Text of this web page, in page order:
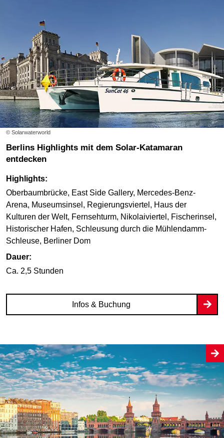
© Solarwaterworld
Berlins Highlights mit dem Solar-Katamaran
entdecken
Highlights:
Oberbaumbrücke, East Side Gallery, Mercedes-Benz-
Arena, Museumsinsel, Regierungsviertel, Haus der
Kulturen der Welt, Fernsehturm, Nikolaiviertel, Fischerinsel,
Historischer Hafen, Schleusung durch die Mühlendamm-
Schleuse, Berliner Dom
Dauer:
Ca. 2,5 Stunden
Infos & Buchung